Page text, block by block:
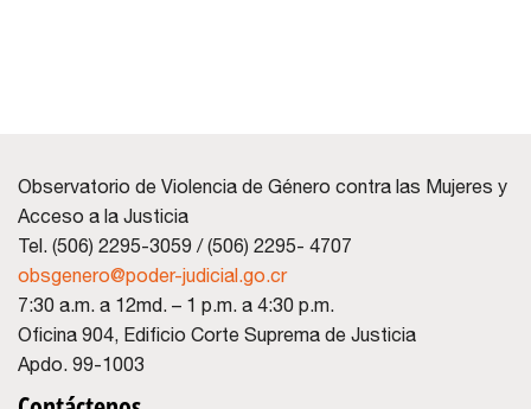
Observatorio de Violencia de Género contra las Mujeres y
Acceso a la Justicia
Tel. (506) 2295-3059 / (506) 2295- 4707
obsgenero@poder-judicial.go.cr
7:30 a.m. a 12md. – 1 p.m. a 4:30 p.m.
Oficina 904, Edificio Corte Suprema de Justicia
Apdo. 99-1003